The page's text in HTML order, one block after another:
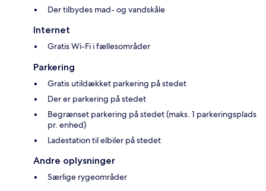
Der tilbydes mad- og vandskåle
Internet
Gratis Wi-Fi i fællesområder
Parkering
Gratis utildækket parkering på stedet
Der er parkering på stedet
Begrænset parkering på stedet (maks. 1 parkeringsplads
pr. enhed)
Ladestation til elbiler på stedet
Andre oplysninger
Særlige rygeområder